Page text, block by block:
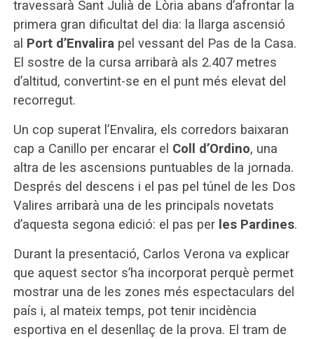
travessarà Sant Julià de Lòria abans d’afrontar la
primera gran dificultat del dia: la llarga ascensió
al Port d’Envalira pel vessant del Pas de la Casa.
El sostre de la cursa arribarà als 2.407 metres
d’altitud, convertint-se en el punt més elevat del
recorregut.
Un cop superat l’Envalira, els corredors baixaran
cap a Canillo per encarar el Coll d’Ordino, una
altra de les ascensions puntuables de la jornada.
Després del descens i el pas pel túnel de les Dos
Valires arribarà una de les principals novetats
d’aquesta segona edició: el pas per les Pardines.
Durant la presentació, Carlos Verona va explicar
que aquest sector s’ha incorporat perquè permet
mostrar una de les zones més espectaculars del
país i, al mateix temps, pot tenir incidència
esportiva en el desenllaç de la prova. El tram de